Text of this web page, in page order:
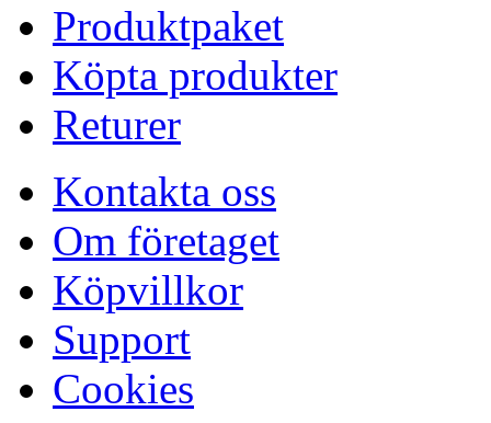
Produktpaket
Köpta produkter
Returer
Kontakta oss
Om företaget
Köpvillkor
Support
Cookies